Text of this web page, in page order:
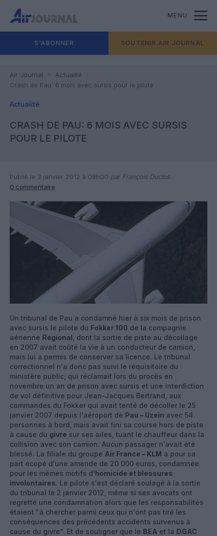
MENU
S'ABONNER SOUTENIR AIR JOURNAL
Air Journal
Actualité
Crash de Pau: 6 mois avec sursis pour le pilote
Actualité
CRASH DE PAU: 6 MOIS AVEC SURSIS
POUR LE PILOTE
Publié le 3 janvier 2012 à 08h00 par François Duclos
0 commentaire
Un tribunal de Pau a condamné hier à six mois de prison
avec sursis le pilote du Fokker 100 de la compagnie
aérienne Regional , dont la sortie de piste au décollage
en 2007 avait coûté la vie à un conducteur de camion,
mais lui a permis de conserver sa licence. Le tribunal
correctionnel n'a donc pas suivi le réquisitoire du
ministère public, qui réclamait lors du procès en
novembre un an de prison avec sursis et une interdiction
de vol définitive pour Jean-Jacques Bertrand, aux
commandes du Fokker qui avait tenté de décoller le 25
janvier 2007 depuis l'aéroport de Pau – Uzein avec 54
personnes à bord, mais avait fini sa course hors de piste
à cause du givre sur ses ailes, tuant le chauffeur dans la
collision avec son camion. Aucun passager n'avait été
blessé. La filiale du groupe Air France – KLM a pour sa
part écopé d'une amende de 20 000 euros, condamnée
pour les mêmes motifs d'homicide et blessures
involontaires. Le pilote s'est déclaré soulagé à la sortie
du tribunal le 2 janvier 2012, même si ses avocats ont
regretté une condamnation alors que les responsabilités
étaient "à chercher parmi ceux qui n'ont pas tiré les
conséquences des précédents accidents survenus à
cause du givre". Et de souligner que le BEA et la DGAC